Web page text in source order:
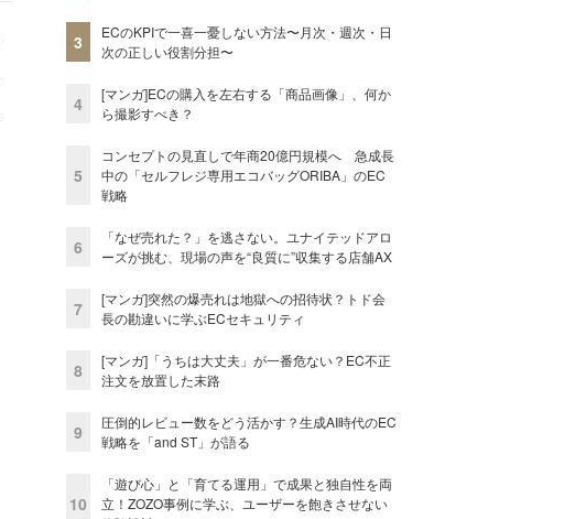
3
ECのKPIで一喜一憂しない方法〜月次・週次・日
次の正しい役割分担〜
4
[マンガ]ECの購入を左右する「商品画像」、何か
ら撮影すべき？
5
コンセプトの見直しで年商20億円規模へ 急成長
中の「セルフレジ専用エコバッグORIBA」のEC
戦略
6
「なぜ売れた？」を逃さない。ユナイテッドアロ
ーズが挑む、現場の声を“良質に”収集する店舗AX
7
[マンガ]突然の爆売れは地獄への招待状？トド会
長の勘違いに学ぶECセキュリティ
8
[マンガ]「うちは大丈夫」が一番危ない？EC不正
注文を放置した末路
9
圧倒的レビュー数をどう活かす？生成AI時代のEC
戦略を「and ST」が語る
10
「遊び心」と「育てる運用」で成果と独自性を両
立！ZOZO事例に学ぶ、ユーザーを飽きさせない